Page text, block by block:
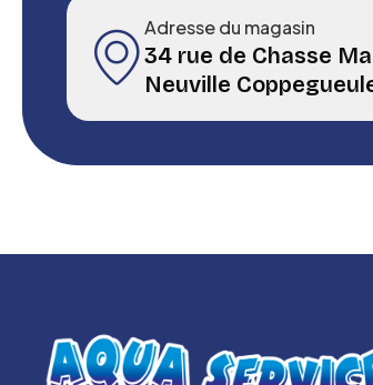
Adresse du magasin
34 rue de Chasse
Neuville